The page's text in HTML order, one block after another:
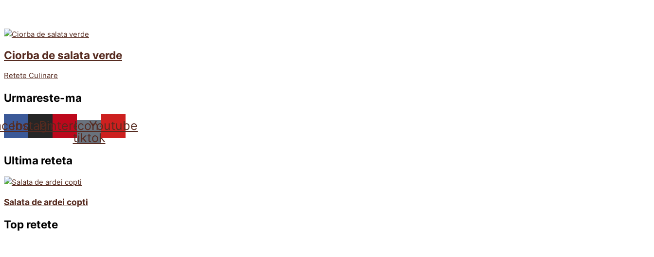
Ciorba de salata verde
Retete Culinare
Urmareste-ma
Instagram
Pinterest
Icon-
tiktok
Youtube
Ultima reteta
Salata de ardei copti
Top retete